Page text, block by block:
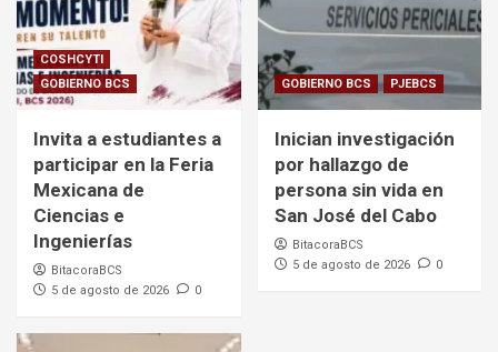
COSHCYTI
GOBIERNO BCS
Invita a estudiantes a
participar en la Feria
Mexicana de
Ciencias e
Ingenierías
BitacoraBCS
5 de agosto de 2026
0
GOBIERNO BCS PJEBCS
Inician investigación
por hallazgo de
persona sin vida en
San José del Cabo
BitacoraBCS
5 de agosto de 2026
0